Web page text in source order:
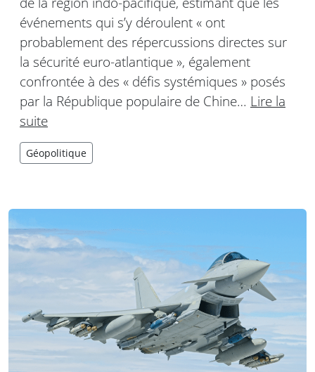
événements qui s’y déroulent « ont
probablement des répercussions directes sur
la sécurité euro-atlantique », également
confrontée à des « défis systémiques » posés
par la République populaire de Chine… Lire la
suite
Géopolitique